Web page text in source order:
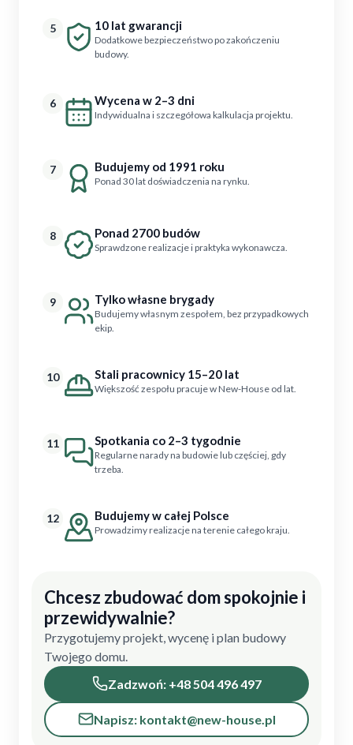
5 10 lat gwarancji
Dodatkowe bezpieczeństwo po zakończeniu
budowy.
6 Wycena w 2–3 dni
Indywidualna i szczegółowa kalkulacja projektu.
7 Budujemy od 1991 roku
Ponad 30 lat doświadczenia na rynku.
8 Ponad 2700 budów
Sprawdzone realizacje i praktyka wykonawcza.
9 Tylko własne brygady
Budujemy własnym zespołem, bez przypadkowych
ekip.
10 Stali pracownicy 15–20 lat
Większość zespołu pracuje w New-House od lat.
11 Spotkania co 2–3 tygodnie
Regularne narady na budowie lub częściej, gdy
trzeba.
12 Budujemy w całej Polsce
Prowadzimy realizacje na terenie całego kraju.
Chcesz zbudować dom spokojnie i
przewidywalnie?
Przygotujemy projekt, wycenę i plan budowy
Twojego domu.
Zadzwoń: +48 504 496 497
Napisz: kontakt@new-house.pl